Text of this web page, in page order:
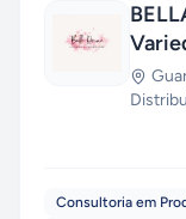
Consultoria em